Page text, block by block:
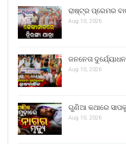
ରାଷ୍ଟ୍ର ପ୍ରେମର
Aug 10, 2026
ଜନନେତା
Aug 10, 2026
ଗୁଣିଆ କଥାରେ
Aug 10, 2026